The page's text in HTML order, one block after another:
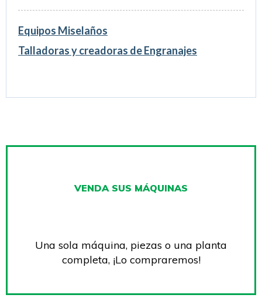
Equipos Miselaños
Talladoras y creadoras de Engranajes
VENDA SUS MÁQUINAS
Una sola máquina, piezas o una planta
completa, ¡Lo compraremos!